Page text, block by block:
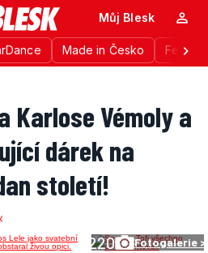
Made in Česko
Můj Blesk
Karlose Vémoly a
dárek na
století!
220 Fotogalerie >